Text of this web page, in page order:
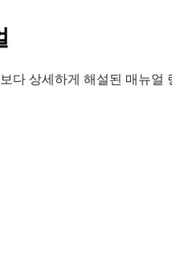
다 상세하게 해설된 매뉴얼